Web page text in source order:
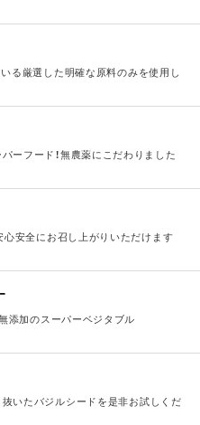
る厳選した明確な原料のみを使用し
ーフード！無農薬にこだわりました
心安全にお召し上がりいただけます
添加のスーパーベジタブル
いたバジルシードを是非お試しくだ